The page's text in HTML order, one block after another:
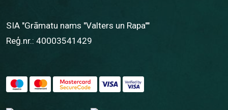
SIA "Grāmatu nams "Valters un Rapa""
Reģ.nr.: 40003541429